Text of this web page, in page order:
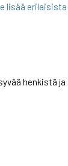
lisää
henkistä